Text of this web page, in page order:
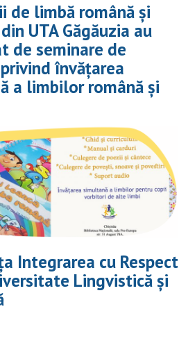
de limbă română și
UTA Găgăuzia au
de seminare de
învățarea
a limbilor română și
Integrarea cu Respect
Lingvistică și